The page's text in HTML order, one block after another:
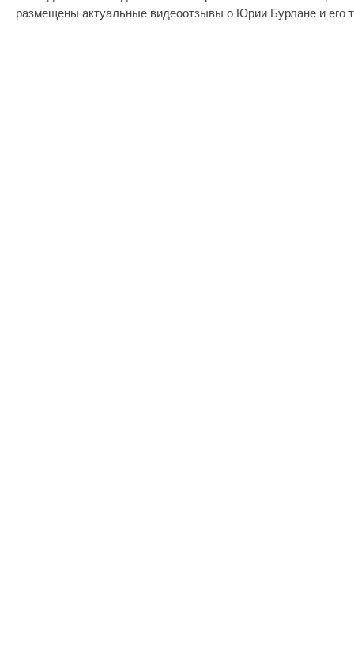
размещены актуальные видеоотзывы о Юрии Бурлане и его